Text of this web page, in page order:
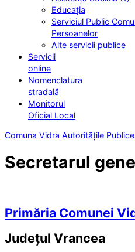
Educația
Serviciul Public
Persoanelor
Alte servicii publice
Servicii
online
Nomenclatura
stradală
Monitorul
Oficial Local
Comuna Vidra Autoritățile
Secretarul
Primăria Comunei
Județul Vrancea